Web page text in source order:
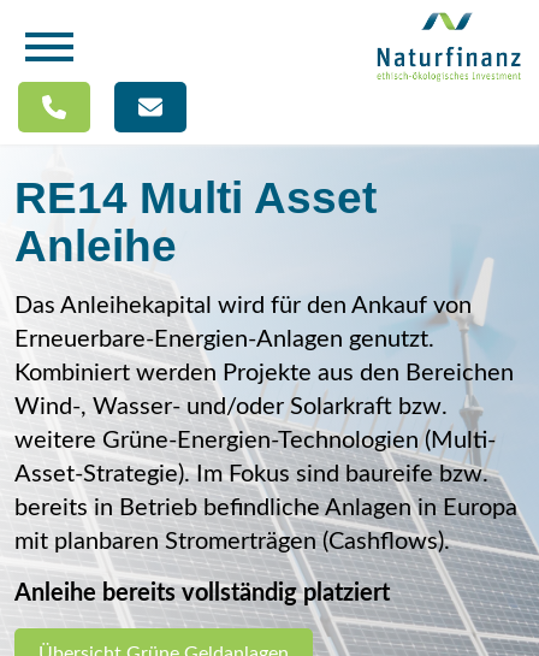
RE14 Multi Asset
Anleihe
Das Anleihekapital wird für den Ankauf von
Erneuerbare-Energien-Anlagen genutzt.
Kombiniert werden Projekte aus den Bereichen
Wind-, Wasser- und/oder Solarkraft bzw.
weitere Grüne-Energien-Technologien (Multi-
Asset-Strategie). Im Fokus sind baureife bzw.
bereits in Betrieb befindliche Anlagen in Europa
mit planbaren Stromerträgen (Cashflows).
Anleihe bereits vollständig platziert